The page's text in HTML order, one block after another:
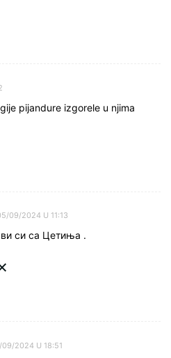
pijandure izgorele u njima
09/2024 U 11:13
си са Цетиња .
09/2024 U 18:51